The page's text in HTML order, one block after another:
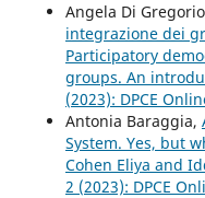
Angela Di
integrazione dei
Participatory
groups. An
(2023): DPCE
Antonia Baraggia,
System. Yes, but
Cohen Eliya and
2 (2023): DPCE